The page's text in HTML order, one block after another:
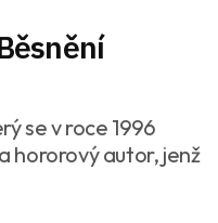
se v roce 1996
hororový autor, jenž